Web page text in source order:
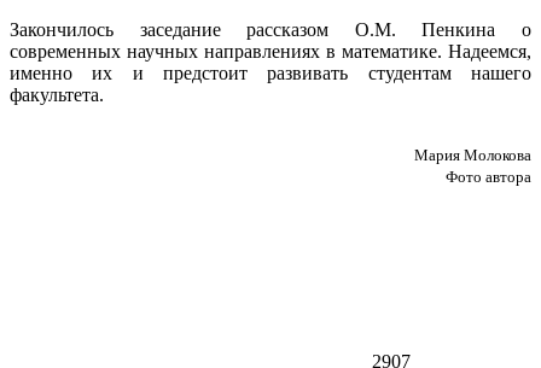
Закончилось заседание рассказом О.М. Пенкина о
современных научных направлениях в математике. Надеемся,
именно их и предстоит развивать студентам нашего
факультета.
Мария Молокова
Фото автора
2907